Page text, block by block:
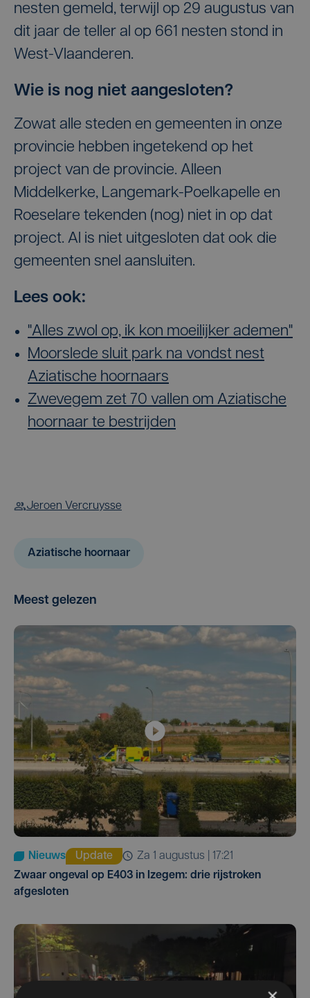
nesten gemeld, terwijl op 29 augustus van
dit jaar de teller al op 661 nesten stond in
West-Vlaanderen.
Wie is nog niet aangesloten?
Zowat alle steden en gemeenten in onze
provincie hebben ingetekend op het
project van de provincie. Alleen
Middelkerke, Langemark-Poelkapelle en
Roeselare tekenden (nog) niet in op dat
project. Al is niet uitgesloten dat ook die
gemeenten snel aansluiten.
Lees ook:
"Alles zwol op, ik kon moeilijker ademen"
Moorslede sluit park na vondst nest
Aziatische hoornaars
Zwevegem zet 70 vallen om Aziatische
hoornaar te bestrijden
Jeroen Vercruysse
Aziatische hoornaar
Meest gelezen
Nieuws Update
za 1 augustus | 17:21
Zwaar ongeval op E403 in Izegem: drie rijstroken
afgesloten